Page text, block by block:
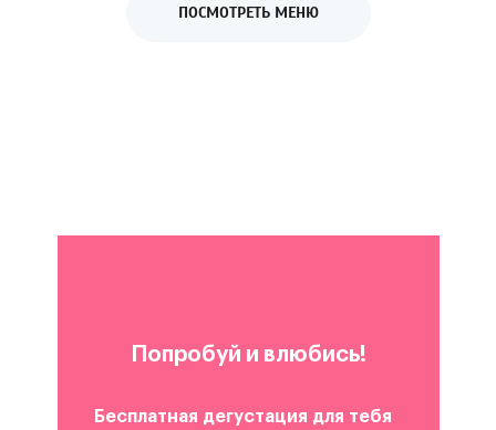
ПОСМОТРЕТЬ МЕНЮ
Попробуй и влюбись!
Бесплатная дегустация для тебя